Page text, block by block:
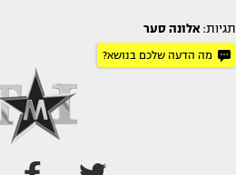
תגיות: אלונה סער
מה הדעה שלכם בנושא?